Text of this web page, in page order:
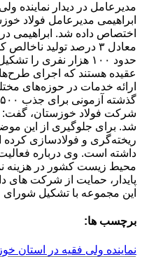
مدیرعامل در دیدار نماینده
ابراهیمی مدیرعامل فولاد
شد. برای جلوگیری از این
داشته است. وی درباره
پایدار، حمایت از شرکت های
این مجموعه با تشکیل
برچسب ها:
نماینده ولی فقیه در استان